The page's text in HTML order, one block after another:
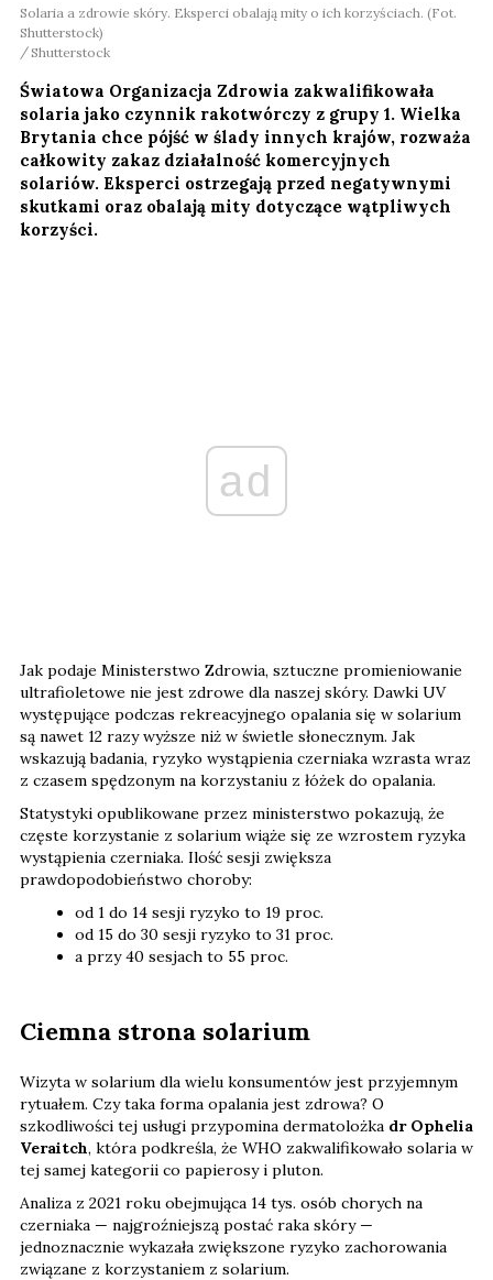
Solaria a zdrowie skóry. Eksperci obalają mity o ich korzyściach. (Fot.
Shutterstock)
Shutterstock
Światowa Organizacja Zdrowia zakwalifikowała
solaria jako czynnik rakotwórczy z grupy 1. Wielka
Brytania chce pójść w ślady innych krajów, rozważa
całkowity zakaz działalność komercyjnych
solariów. Eksperci ostrzegają przed negatywnymi
skutkami oraz obalają mity dotyczące wątpliwych
korzyści.
ad
Jak podaje Ministerstwo Zdrowia, sztuczne promieniowanie
ultrafioletowe nie jest zdrowe dla naszej skóry. Dawki UV
występujące podczas rekreacyjnego opalania się w solarium
są nawet 12 razy wyższe niż w świetle słonecznym. Jak
wskazują badania, ryzyko wystąpienia czerniaka wzrasta wraz
z czasem spędzonym na korzystaniu z łóżek do opalania.
Statystyki opublikowane przez ministerstwo pokazują, że
częste korzystanie z solarium wiąże się ze wzrostem ryzyka
wystąpienia czerniaka. Ilość sesji zwiększa
prawdopodobieństwo choroby:
od 1 do 14 sesji ryzyko to 19 proc.
od 15 do 30 sesji ryzyko to 31 proc.
a przy 40 sesjach to 55 proc.
Ciemna strona solarium
Wizyta w solarium dla wielu konsumentów jest przyjemnym
rytuałem. Czy taka forma opalania jest zdrowa? O
szkodliwości tej usługi przypomina dermatolożka dr Ophelia
Veraitch, która podkreśla, że WHO zakwalifikowało solaria w
tej samej kategorii co papierosy i pluton.
Analiza z 2021 roku obejmująca 14 tys. osób chorych na
czerniaka — najgroźniejszą postać raka skóry —
jednoznacznie wykazała zwiększone ryzyko zachorowania
związane z korzystaniem z solarium.